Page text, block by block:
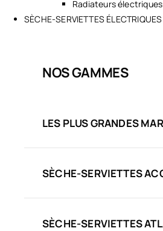
Radiateurs
SÈCHE-SERVIETTES ÉLECTRIQUES
NOS GAMMES
LES PLUS GRANDES
SÈCHE-SERVIETTES
SÈCHE-SERVIETTES